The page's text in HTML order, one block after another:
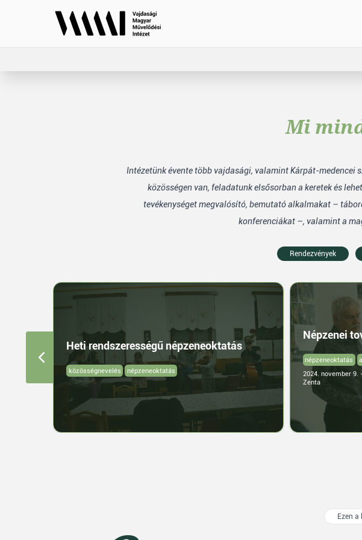
Mi
Intézetünk évente több vajdasági, valamint Kárpát-medencei
közösségen van, feladatunk elsősorban a keretek és
tevékenységet megvalósító, bemutató alkalmakat –
konferenciákat –, valamint a
Rendezvények
Heti rendszerességű népzeneoktatás
közösségnevelés népzeneoktatás
Népzenei
népzeneoktatás
2024. november 9.
Zenta
Ezen a